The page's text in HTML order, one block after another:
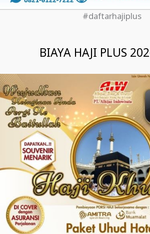
#daftarhajiplus
BIAYA HAJI PLUS